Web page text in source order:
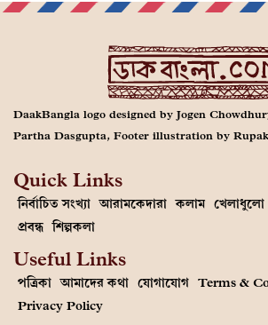
DaakBangla logo designed by Jogen
Partha Dasgupta, Footer illustration by
Quick Links
নির্বাচিত সংখ্যা আরামকেদারা কলাম খেলাধুলো
প্রবন্ধ শিল্পকলা
Useful Links
পত্রিকা আমাদের কথা যোগাযোগ Terms &
Privacy Policy